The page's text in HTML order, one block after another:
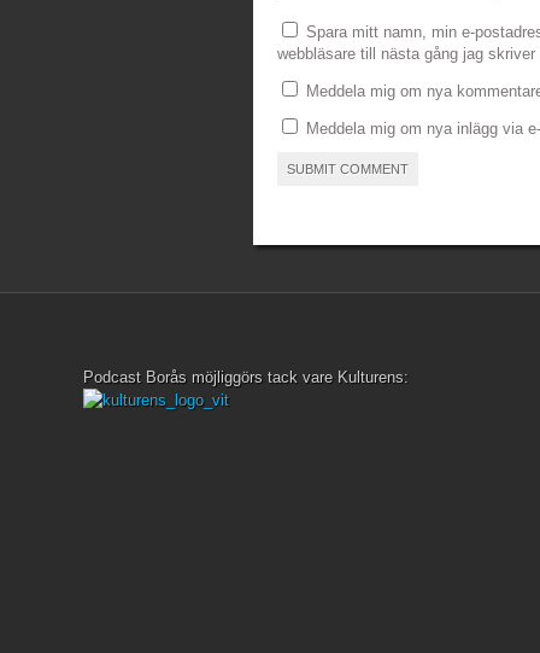
Spara mitt namn, min e-
webbläsare till nästa gång jag skriver
Meddela mig om nya
Meddela mig om nya inlägg via
Podcast Borås möjliggörs tack vare Kulturens: